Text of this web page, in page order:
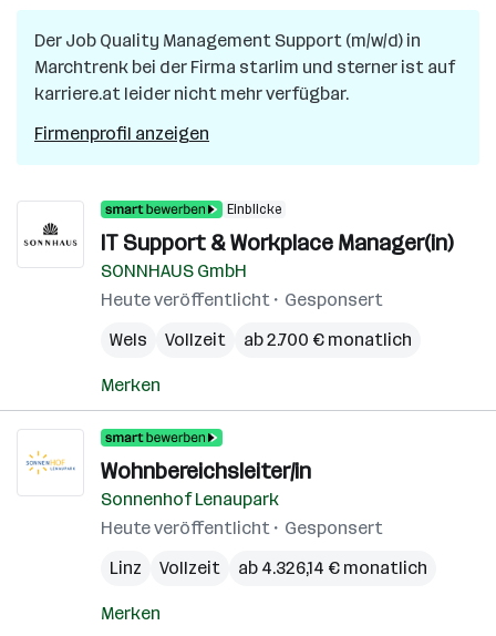
in
Marchtrenk
Der Job Quality Management Support (m/w/d) in
Marchtrenk bei der Firma starlim und sterner ist auf
karriere.at leider nicht mehr verfügbar.
Firmenprofil anzeigen
Einblicke
IT Support & Workplace Manager(in)
SONNHAUS GmbH
Heute veröffentlicht
Gesponsert
Wels
Vollzeit ab 2.700 € monatlich
Merken
Wohnbereichsleiter/in
Sonnenhof Lenaupark
Heute veröffentlicht
Gesponsert
Linz
Vollzeit ab 4.326,14 € monatlich
Merken